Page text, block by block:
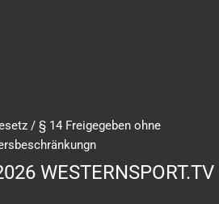
/ § 14 Freigegeben ohne
WESTERNSPORT.TV